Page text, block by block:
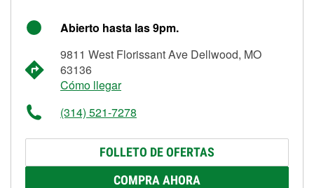
Abierto hasta las 9pm.
9811 West Florissant Ave Dellwood, MO
63136
Cómo llegar
(314) 521-7278
FOLLETO DE OFERTAS
COMPRA AHORA